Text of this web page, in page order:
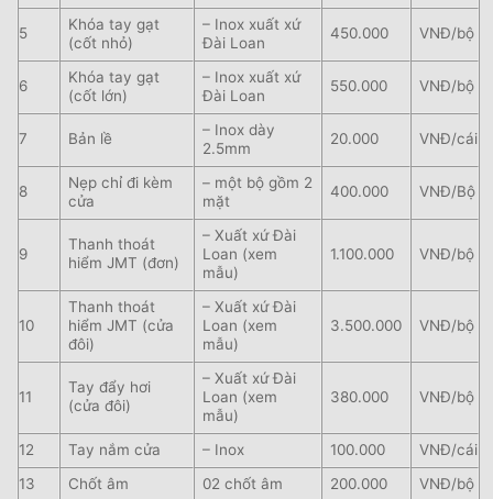
5
Khóa tay gạt
(cốt nhỏ)
– Inox xuất xứ
Đài Loan
450.000 VNĐ/bộ
6
Khóa tay gạt
(cốt lớn)
– Inox xuất xứ
Đài Loan
550.000 VNĐ/bộ
7 Bản lề
– Inox dày
2.5mm
20.000 VNĐ/cái
8
Nẹp chỉ đi kèm
cửa
– một bộ gồm 2
mặt
400.000 VNĐ/Bộ
9
Thanh thoát
hiểm JMT (đơn)
– Xuất xứ Đài
Loan (xem
mẫu)
1.100.000 VNĐ/bộ
10
Thanh thoát
hiểm JMT (cửa
đôi)
– Xuất xứ Đài
Loan (xem
mẫu)
3.500.000 VNĐ/bộ
11
Tay đẩy hơi
(cửa đôi)
– Xuất xứ Đài
Loan (xem
mẫu)
380.000 VNĐ/bộ
12 Tay nắm cửa – Inox 100.000
VNĐ/cái
13
Chốt âm 02 chốt âm 200.000 VNĐ/bộ